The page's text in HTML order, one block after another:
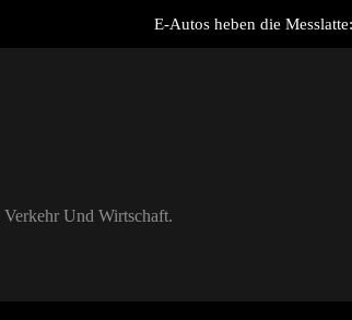
E-Autos heben die
E-Autos heben die
Und Wirtschaft.